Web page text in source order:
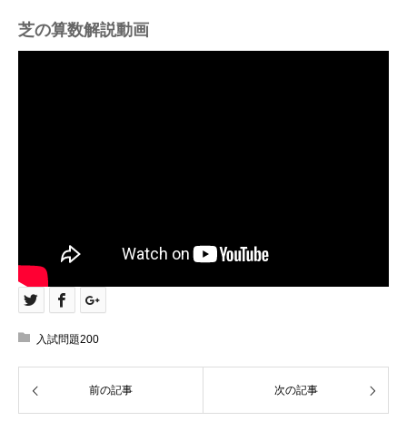
芝の算数解説動画
入試問題200
前の記事 次の記事